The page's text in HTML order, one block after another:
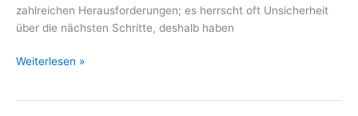
zahlreichen Herausforderungen; es herrscht oft Unsicherheit
über die nächsten Schritte, deshalb haben
Vor
Weiterlesen »